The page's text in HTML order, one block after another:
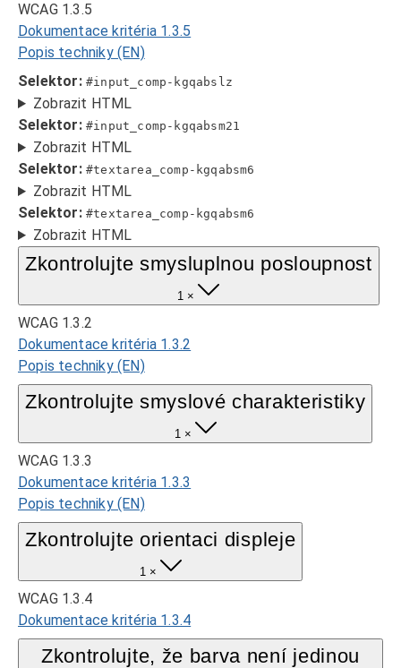
WCAG 1.3.5
Dokumentace kritéria 1.3.5
Popis techniky (EN)
Selektor: #input_comp-kgqabslz
Zobrazit HTML
Selektor: #input_comp-kgqabsm21
Zobrazit HTML
Selektor: #textarea_comp-kgqabsm6
Zobrazit HTML
Selektor: #textarea_comp-kgqabsm6
Zobrazit HTML
Zkontrolujte smysluplnou posloupnost
1 ×
WCAG 1.3.2
Dokumentace kritéria 1.3.2
Popis techniky (EN)
Zkontrolujte smyslové charakteristiky
1 ×
WCAG 1.3.3
Dokumentace kritéria 1.3.3
Popis techniky (EN)
Zkontrolujte orientaci displeje
1 ×
WCAG 1.3.4
Dokumentace kritéria 1.3.4
Zkontrolujte, že barva není jedinou